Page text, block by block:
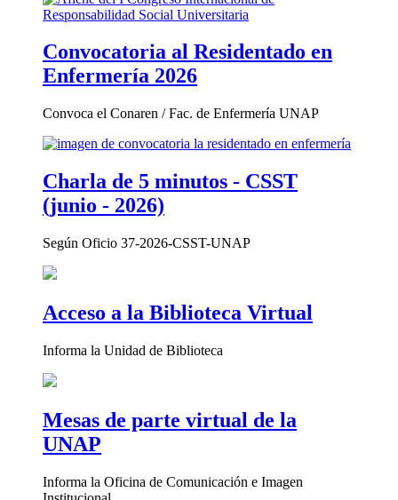
Convocatoria al Residentado en
Enfermería 2026
Convoca el Conaren / Fac. de Enfermería UNAP
Charla de 5 minutos - CSST
(junio - 2026)
Según Oficio 37-2026-CSST-UNAP
Acceso a la Biblioteca Virtual
Informa la Unidad de Biblioteca
Mesas de parte virtual de la
UNAP
Informa la Oficina de Comunicación e Imagen